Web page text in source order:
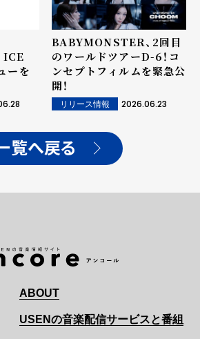
ICE
ーを
BABYMONSTER、2回目
のワールドツアーD-6！コ
ンセプトフィルムを緊急公
開！
リリース情報 2026.06.23
覧へ戻る
ABOUT
USENの音楽配信サービスと番組